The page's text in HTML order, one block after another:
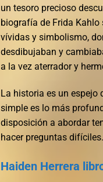
un tesoro precioso
biografía de Frida
vívidas y simbolismo,
desdibujaban y
a la vez aterrador y
La historia es un espejo
simple es lo más
disposición a abordar
hacer preguntas difíciles.
Haiden Herrera